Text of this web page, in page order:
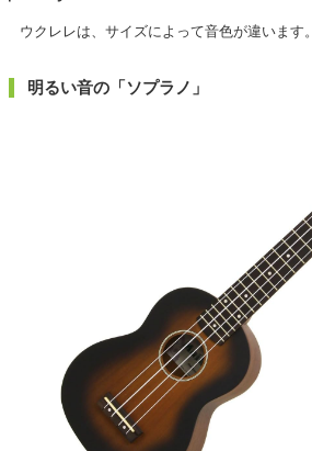
ウクレレは、サイズによって音色が違います。
明るい音の「ソプラノ」